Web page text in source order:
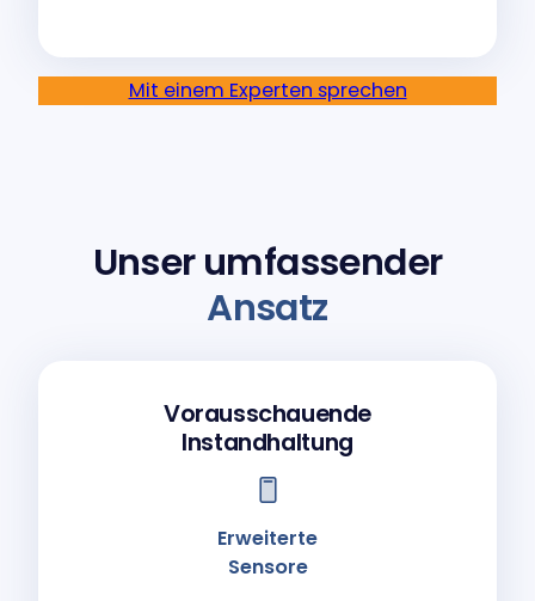
Mit einem Experten sprechen
Unser umfassender
Ansatz
Vorausschauende
Instandhaltung
Erweiterte
Sensore